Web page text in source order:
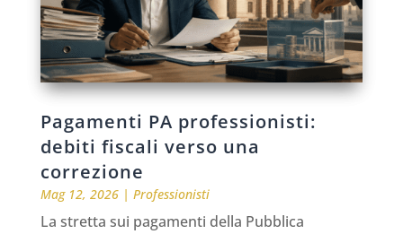
Pagamenti PA professionisti:
debiti fiscali verso una
correzione
Mag 12, 2026| Professionisti
La stretta sui pagamenti della Pubblica